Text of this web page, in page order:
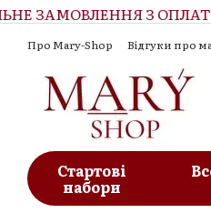
Перейти до основного
ЗАМОВЛЕННЯ З
Про Mary-Shop Відгуки про
Стартові
набори